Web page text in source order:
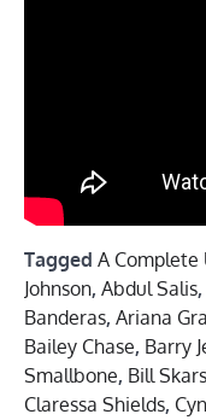
Tagged A Complete
Johnson, Abdul Salis,
Banderas, Ariana
Bailey Chase, Barry
Smallbone, Bill
Claressa Shields,